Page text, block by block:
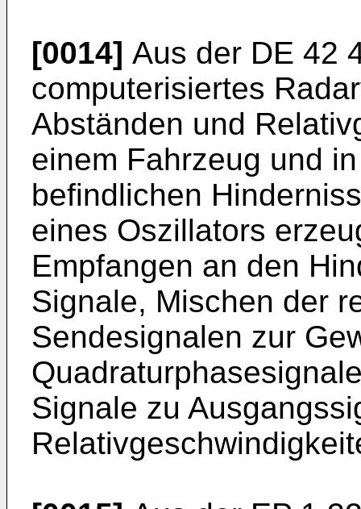
[0014] Aus der DE 42
computerisiertes
Abständen und
einem Fahrzeug und
befindlichen
eines Oszillators
Empfangen an den
Signale, Mischen der
Sendesignalen zur
Signale zu